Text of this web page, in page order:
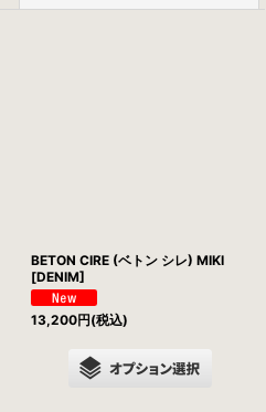
BETON CIRE (ベトン シレ) MIKI
[DENIM]
13,200円(税込)